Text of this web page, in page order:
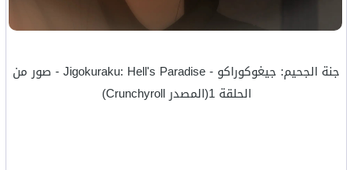
جنة الجحيم: جيغوكوراكو - Jigokuraku: Hell's Paradise - صور من
الحلقة 1(المصدر Crunchyroll)